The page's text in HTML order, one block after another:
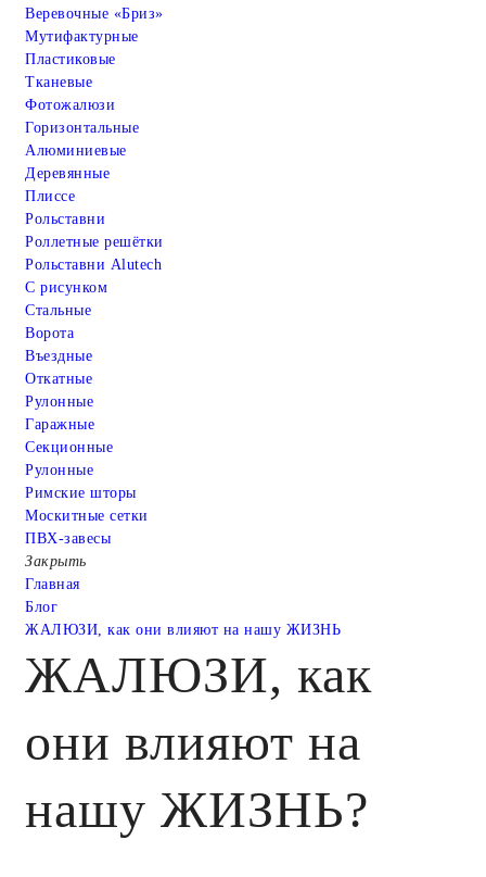
Веревочные «Бриз»
Мутифактурные
Пластиковые
Тканевые
Фотожалюзи
Горизонтальные
Алюминиевые
Деревянные
Плиссе
Рольставни
Роллетные решётки
Рольставни Alutech
С рисунком
Стальные
Ворота
Въездные
Откатные
Рулонные
Гаражные
Cекционные
Рулонные
Римские шторы
Москитные сетки
ПВХ-завесы
Закрыть
Главная
Блог
ЖАЛЮЗИ, как они влияют на нашу ЖИЗНЬ
ЖАЛЮЗИ, как
они влияют на
нашу ЖИЗНЬ?